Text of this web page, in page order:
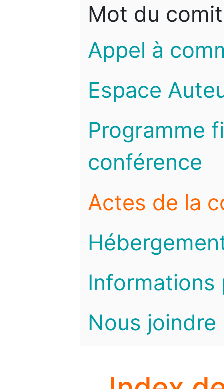
Mot du
Appel à
Espace
Programme
conférence
Actes de la
Informations
Nous joindre